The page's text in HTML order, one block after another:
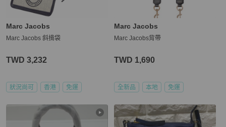
Marc Jacobs
Marc Jacobs 斜揹袋
TWD 3,232
狀況尚可 香港 免運
Marc Jacobs
Marc Jacobs背帶
TWD 1,690
全新品 本地 免運